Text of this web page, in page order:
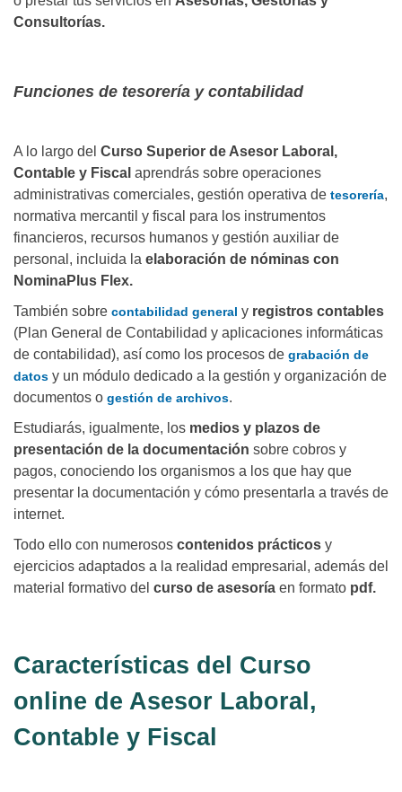
Consultorías.
Funciones de tesorería y contabilidad
A lo largo del Curso Superior de Asesor Laboral,
Contable y Fiscal aprendrás sobre operaciones
administrativas comerciales, gestión operativa de tesorería,
normativa mercantil y fiscal para los instrumentos
financieros, recursos humanos y gestión auxiliar de
personal, incluida la elaboración de nóminas con
NominaPlus Flex.
También sobre contabilidad general y registros contables
(Plan General de Contabilidad y aplicaciones informáticas
de contabilidad), así como los procesos de grabación de
datos y un módulo dedicado a la gestión y organización de
documentos o gestión de archivos.
Estudiarás, igualmente, los medios y plazos de
presentación de la documentación sobre cobros y
pagos, conociendo los organismos a los que hay que
presentar la documentación y cómo presentarla a través de
internet.
Todo ello con numerosos contenidos prácticos y
ejercicios adaptados a la realidad empresarial, además del
material formativo del curso de asesoría en formato pdf.
Características del Curso
online de Asesor Laboral,
Contable y Fiscal